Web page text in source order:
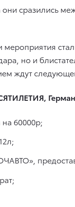
сразились
мероприятия
но и
ждут
60000р;